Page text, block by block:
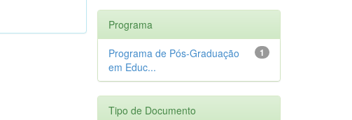
Programa
1
Programa de Pós-Graduação
em Educ...
Tipo de Documento